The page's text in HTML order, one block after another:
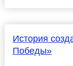
История
Победы»